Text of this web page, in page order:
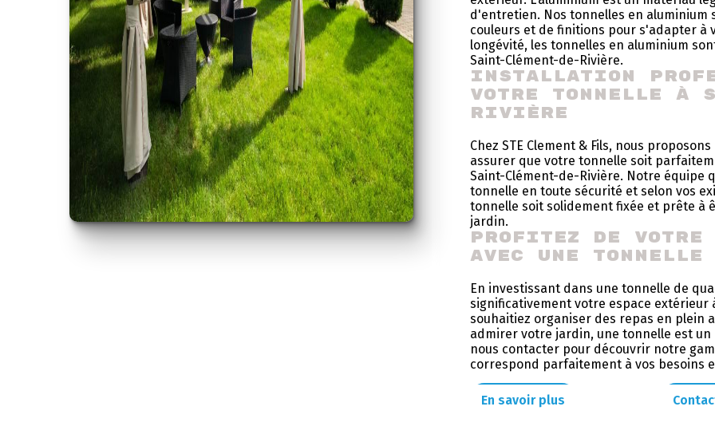
d'entretien. Nos tonnelles en aluminium
couleurs et de finitions pour s'adapter à
longévité, les tonnelles en aluminium
Saint-Clément-de-Rivière.
Installation
votre tonnelle à
Rivière
Chez STE Clement & Fils, nous
assurer que votre tonnelle soit
Saint-Clément-de-Rivière. Notre équipe
tonnelle en toute sécurité et selon vos
tonnelle soit solidement fixée et prête
jardin.
Profitez de votre
avec une
En investissant dans une tonnelle de
significativement votre espace extérieur
souhaitiez organiser des repas en plein
admirer votre jardin, une tonnelle est
nous contacter pour découvrir notre
correspond parfaitement à vos besoins
En savoir plus